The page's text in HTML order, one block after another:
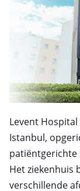
Levent
Istanbul,
patiëntgerichte
Het ziekenhuis
verschillende